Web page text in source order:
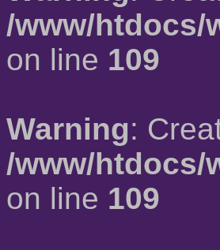
/www/htdocs/
on line 109
Warning:
/www/htdocs/
on line 109